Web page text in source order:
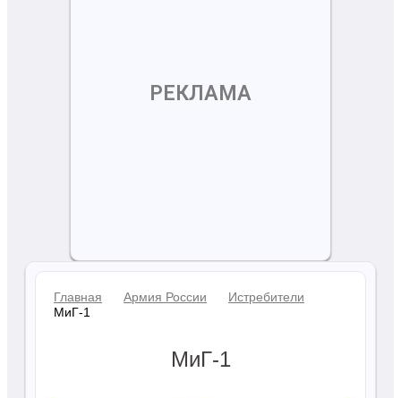
РЕКЛАМА
Главная Армия России
Истребители
МиГ-1
МиГ-1